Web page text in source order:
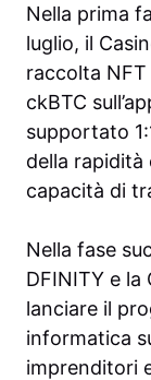
Nella prima
luglio, il
raccolta NFT
ckBTC
supportato
della rapidità
capacità di
Nella fase
DFINITY e
lanciare il
informatica
imprenditori